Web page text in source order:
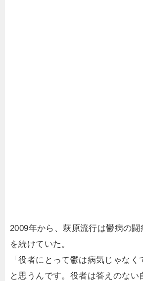
2009年から、萩原流行は鬱病の
を続けていた。
「役者にとって鬱は病気じゃな
と思うんです。役者は答えのない